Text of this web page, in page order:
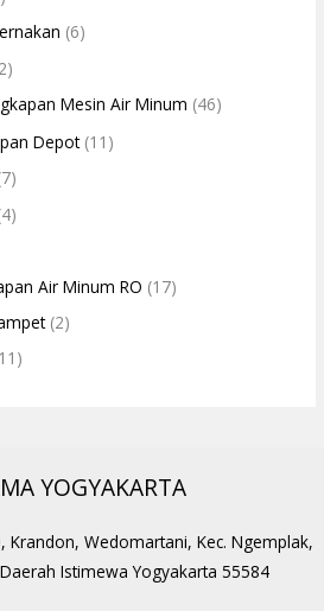
(6)
Mesin Air Minum (46)
Depot(11)
Air Minum RO (17)
(2)
YOGYAKARTA
Krandon, Wedomartani, Kec. Ngemplak,
Istimewa Yogyakarta 55584